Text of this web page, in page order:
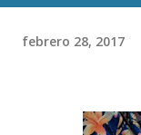
febrero 28, 2017